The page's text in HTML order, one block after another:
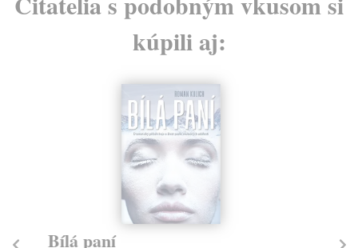
kúpili aj:
Bílá paní